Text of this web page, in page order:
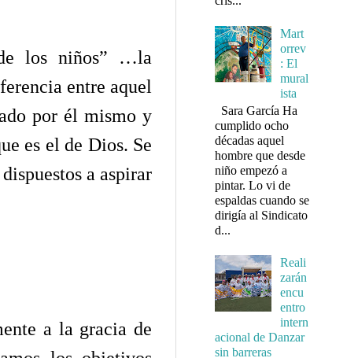
los niños” …la
entre aquel
por él mismo y
es el de Dios. Se
a aspirar
a la gracia de
Mart
orrev
: El
mural
ista
Sara García Ha
cumplido ocho
décadas aquel
hombre que desde
niño empezó a
pintar. Lo vi de
espaldas cuando se
dirigía al Sindicato
d...
Reali
zarán
encu
entro
intern
acional de Danzar
sin barreras